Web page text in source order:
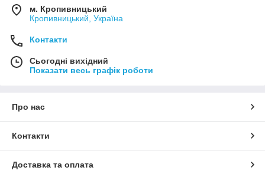
м. Кропивницький
Кропивницький, Україна
Контакти
Сьогодні вихідний
Показати весь графік роботи
Про нас
Контакти
Доставка та оплата